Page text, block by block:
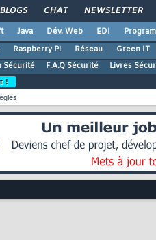
BLOGS CHAT NEWSLETTER
Java Dév. Web EDI
Raspberry Pi Réseau Green IT
Sécurité F.A.Q Sécurité Livres
!